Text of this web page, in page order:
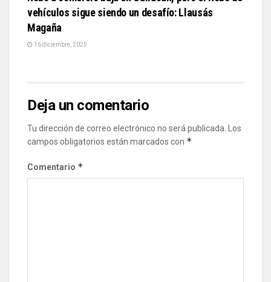
vehículos sigue siendo un desafío: Llausás
Magaña
16 diciembre, 2025
Deja un comentario
Tu dirección de correo electrónico no será publicada. Los
campos obligatorios están marcados con *
Comentario *